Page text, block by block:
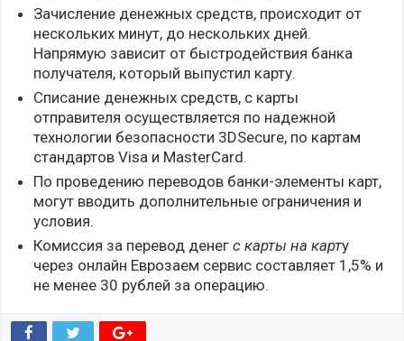
Зачисление денежных средств, происходит от
нескольких минут, до нескольких дней.
Напрямую зависит от быстродействия банка
получателя, который выпустил карту.
Списание денежных средств, с карты
отправителя осуществляется по надежной
технологии безопасности 3DSecure, по картам
стандартов Visa и MasterCard.
По проведению переводов банки-элементы карт,
могут вводить дополнительные ограничения и
условия.
Комиссия за перевод денегс карты на карту
через онлайн Еврозаем сервис составляет 1,5% и
не менее 30 рублей за операцию.